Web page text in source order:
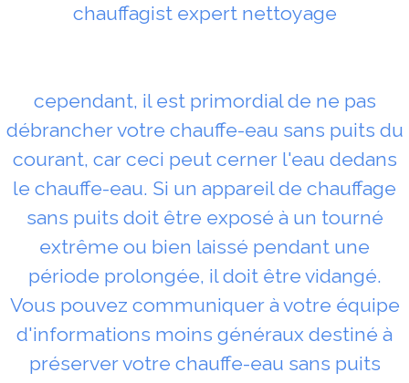
chauffagist expert nettoyage
cependant, il est primordial de ne pas
débrancher votre chauffe-eau sans puits du
courant, car ceci peut cerner l'eau dedans
le chauffe-eau. Si un appareil de chauffage
sans puits doit être exposé à un tourné
extrême ou bien laissé pendant une
période prolongée, il doit être vidangé.
Vous pouvez communiquer à votre équipe
d'informations moins généraux destiné à
préserver votre chauffe-eau sans puits